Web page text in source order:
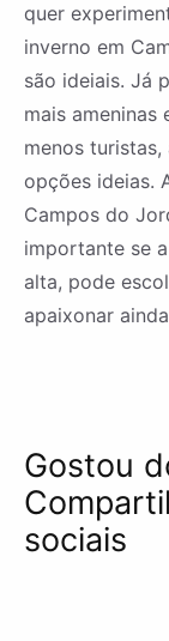
quer
inverno em
são ideiais. Já
mais ameninas
menos
opções ideias.
Campos do
importante se
alta, pode
apaixonar
Gostou
sociais